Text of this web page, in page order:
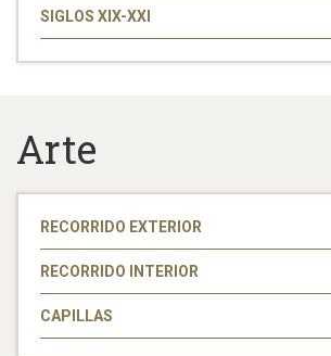
SIGLOS XIX-XXI
Arte
RECORRIDO EXTERIOR
RECORRIDO INTERIOR
CAPILLAS